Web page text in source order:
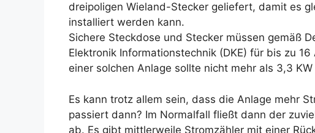
dreipoligen Wieland-Stecker geliefert, damit es
installiert werden kann.
Sichere Steckdose und Stecker müssen gemäß
Elektronik Informationstechnik (DKE) für bis zu
einer solchen Anlage sollte nicht mehr als 3,3
Es kann trotz allem sein, dass die Anlage mehr
passiert dann? Im Normalfall fließt dann der
ab. Es gibt mittlerweile Stromzähler mit einer